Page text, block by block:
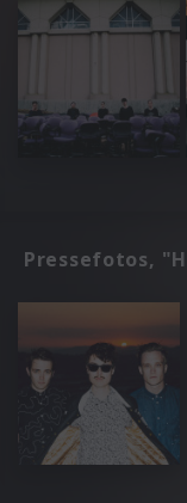
Pressefotos,